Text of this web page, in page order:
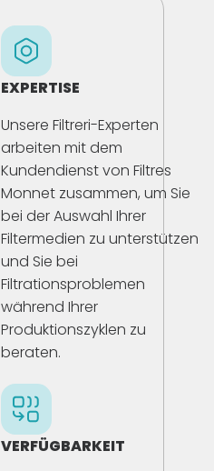
EXPERTISE
Unsere Filtreri-Experten
arbeiten mit dem
Kundendienst von Filtres
Monnet zusammen, um Sie
bei der Auswahl Ihrer
Filtermedien zu unterstützen
und Sie bei
Filtrationsproblemen
während Ihrer
Produktionszyklen zu
beraten.
VERFÜGBARKEIT